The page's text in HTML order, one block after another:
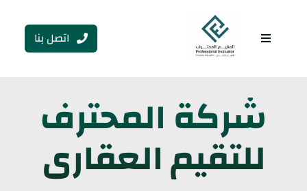
content
اتصل بنا
Toggle
Navigation
شركة المحترف
للتقيم العقاري